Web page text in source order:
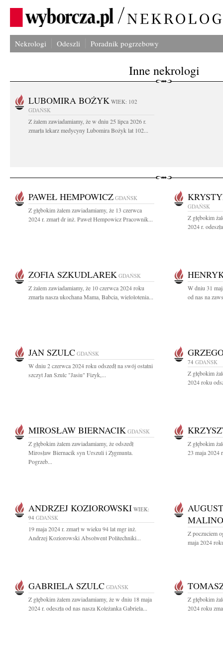
Nekrologi Odeszli Poradnik pogrzebowy
Inne nekrologi
LUBOMIRA BOŻYK WIEK: 102
GDAŃSK
Z żalem zawiadamiamy, że w dniu 25 lipca 2026 r.
zmarła lekarz medycyny Lubomira Bożyk lat 102...
PAWEŁ HEMPOWICZ GDAŃSK
Z głębokim żalem zawiadamiamy, że 13 czerwca
2024 r. zmarł dr inż. Paweł Hempowicz Pracownik...
GDAŃSK
Z głębokim
2024 r.
ZOFIA SZKUDLAREK GDAŃSK
Z żalem zawiadamiamy, że 10 czerwca 2024 roku
zmarła nasza ukochana Mama, Babcia, wielolotenia...
W dniu 31
od nas na
JAN SZULC GDAŃSK
W dniu 2 czerwca 2024 roku odszedł na swój ostatni
szczyt Jan Szulc "Jasiu" Fizyk,...
74 GDAŃSK
Z głębokim
2024 roku
MIROSŁAW BIERNACIK GDAŃSK
Z głębokim żalem zawiadamiamy, że odszedł
Mirosław Biernacik syn Urszuli i Zygmunta.
Pogrzeb...
Z głębokim
23 maja 2024
ANDRZEJ KOZIOROWSKI WIEK:
94 GDAŃSK
19 maja 2024 r. zmarł w wieku 94 lat mgr inż.
Andrzej Koziorowski Absolwent Politechniki...
Z poczuciem
maja 2024
GABRIELA SZULC GDAŃSK
Z głębokim żalem zawiadamiamy, że w dniu 18 maja
2024 r. odeszła od nas nasza Koleżanka Gabriela...
Z głębokim
2024 roku